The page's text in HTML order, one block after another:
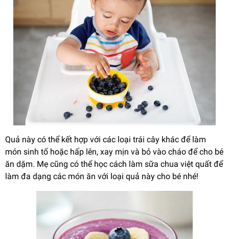
Quả này có thể kết hợp với các loại trái cây khác để làm
món sinh tố hoặc hấp lên, xay mịn và bỏ vào cháo để cho bé
ăn dặm. Mẹ cũng có thể học cách làm sữa chua việt quất để
làm đa dạng các món ăn với loại quả này cho bé nhé!